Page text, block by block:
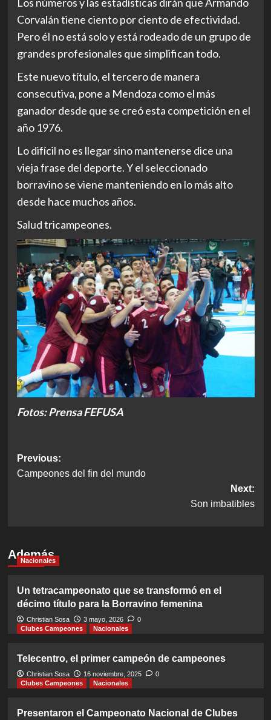
Corvalán tiene ciento por ciento de efectividad.
Pero él no está solo y está rodeado de un grupo de
grandes profesionales que simplifican todo.
Este nuevo título, el tercero de manera
consecutiva, pone a Mendoza como el más
ganador desde que se creó esta competición en el
año 1976.
Lo difícil no es llegar sino mantenerse dice una
vieja frase del deporte. Y el seleccionado
borravino se viene manteniendo en lo más alto
desde hace muchos años.
Salud tricampeones.
Fotos: Prensa FEFUSA
Post
navigation
Previous:
Campeones del fin del mundo
Next:
Son imbatibles
Además
Nacionales
Un tetracampeonato que se transformó en el
décimo título para la Borravino femenina
Christian Sosa 3 mayo, 2026
0
Clubes Campeones
Nacionales
Telecentro, el primer campeón de campeones
Christian Sosa 16 noviembre, 2025
0
Clubes Campeones
Nacionales
Presentaron el Campeonato Nacional de Clubes